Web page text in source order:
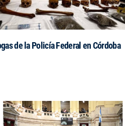
de la Policía Federal en Córdoba